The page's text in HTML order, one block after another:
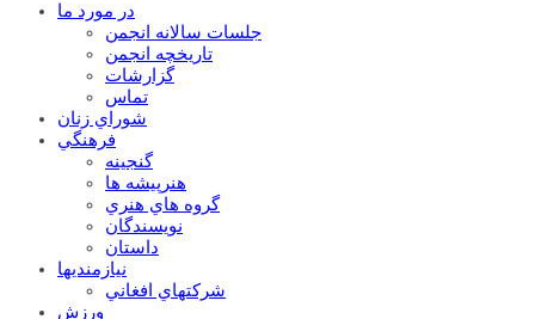
در مورد ما
جلسات سالانه انجمن
تاریخچه انجمن
گزارشات
تماس
شوراي زنان
فرهنگي
گنجينه
هنرپيشه ها
گروه هاي هنري
نويسندگان
داستان
نيازمنديها
شرکتهاي افغاني
ورزش